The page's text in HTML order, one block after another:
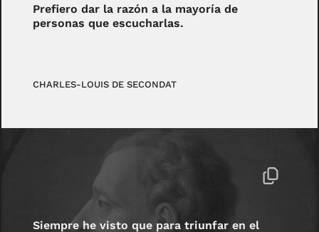
Prefiero dar la razón a la mayoría de
personas que escucharlas.
CHARLES-LOUIS DE SECONDAT
Siempre he visto que para triunfar en el